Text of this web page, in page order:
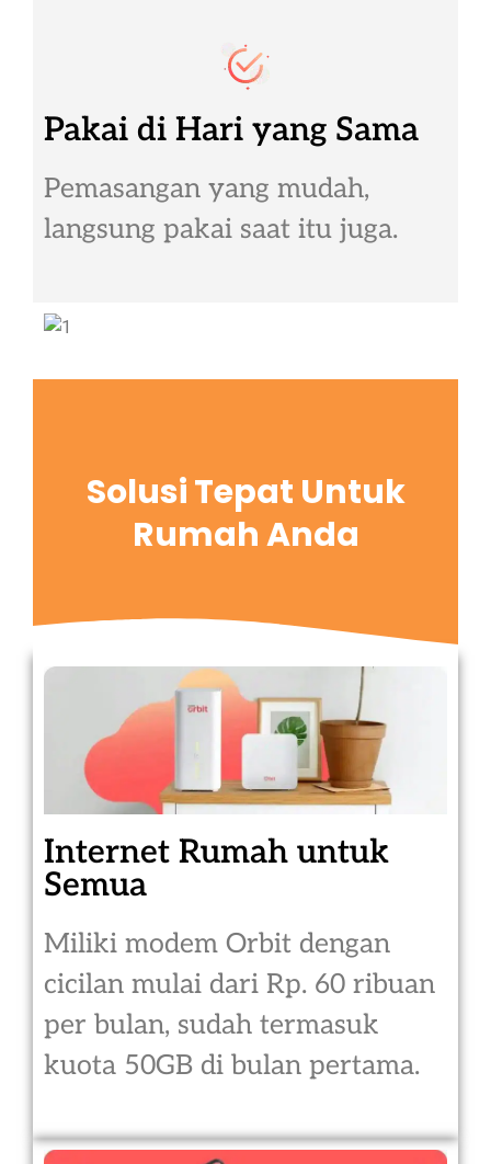
Pakai di Hari yang Sama
Pemasangan yang mudah,
langsung pakai saat itu juga.
Solusi Tepat Untuk
Rumah Anda
Internet Rumah untuk
Semua
Miliki modem Orbit dengan
cicilan mulai dari Rp. 60 ribuan
per bulan, sudah termasuk
kuota 50GB di bulan pertama.